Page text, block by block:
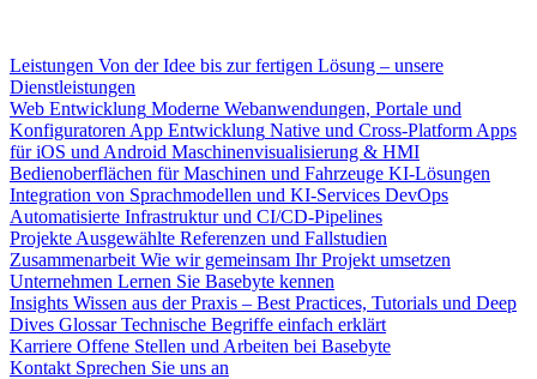
Leistungen Von der Idee bis zur fertigen Lösung – unsere
Dienstleistungen
Web Entwicklung Moderne Webanwendungen, Portale und
Konfiguratoren App Entwicklung Native und Cross-Platform Apps
für iOS und Android Maschinenvisualisierung & HMI
Bedienoberflächen für Maschinen und Fahrzeuge KI-Lösungen
Integration von Sprachmodellen und KI-Services DevOps
Automatisierte Infrastruktur und CI/CD-Pipelines
Projekte Ausgewählte Referenzen und Fallstudien
Zusammenarbeit Wie wir gemeinsam Ihr Projekt umsetzen
Unternehmen Lernen Sie Basebyte kennen
Insights Wissen aus der Praxis – Best Practices, Tutorials und Deep
Dives Glossar Technische Begriffe einfach erklärt
Karriere Offene Stellen und Arbeiten bei Basebyte
Kontakt Sprechen Sie uns an